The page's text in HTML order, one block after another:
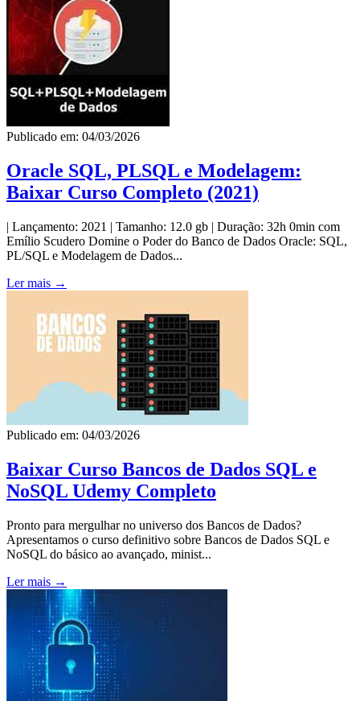
Publicado em: 04/03/2026
Oracle SQL, PLSQL e Modelagem:
Baixar Curso Completo (2021)
| Lançamento: 2021 | Tamanho: 12.0 gb | Duração: 32h 0min com
Emílio Scudero Domine o Poder do Banco de Dados Oracle: SQL,
PL/SQL e Modelagem de Dados...
Ler mais →
Publicado em: 04/03/2026
Baixar Curso Bancos de Dados SQL e
NoSQL Udemy Completo
Pronto para mergulhar no universo dos Bancos de Dados?
Apresentamos o curso definitivo sobre Bancos de Dados SQL e
NoSQL do básico ao avançado, minist...
Ler mais →